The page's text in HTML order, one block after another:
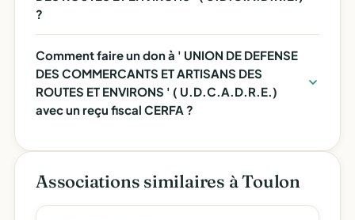
?
Comment faire un don à ' UNION DE DEFENSE
DES COMMERCANTS ET ARTISANS DES
ROUTES ET ENVIRONS ' ( U.D.C.A.D.R.E.)
avec un reçu fiscal CERFA ?
Associations similaires à Toulon